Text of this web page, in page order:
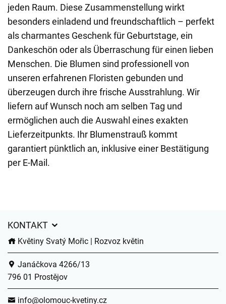
jeden Raum. Diese Zusammenstellung wirkt
besonders einladend und freundschaftlich – perfekt
als charmantes Geschenk für Geburtstage, ein
Dankeschön oder als Überraschung für einen lieben
Menschen. Die Blumen sind professionell von
unseren erfahrenen Floristen gebunden und
überzeugen durch ihre frische Ausstrahlung. Wir
liefern auf Wunsch noch am selben Tag und
ermöglichen auch die Auswahl eines exakten
Lieferzeitpunkts. Ihr Blumenstrauß kommt
garantiert pünktlich an, inklusive einer Bestätigung
per E-Mail.
KONTAKT
Květiny Svatý Mořic | Rozvoz květin
Janáčkova 4266/13
796 01 Prostějov
info@olomouc-kvetiny.cz